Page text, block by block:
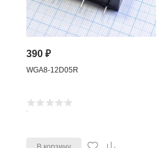
390 ₽
WGA8-12D05R